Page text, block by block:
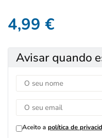
4,99 €
Avisar quando
Aceito a política de